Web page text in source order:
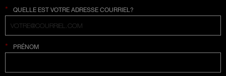
* QUELLE EST VOTRE ADRESSE COURRIEL?
* PRÉNOM